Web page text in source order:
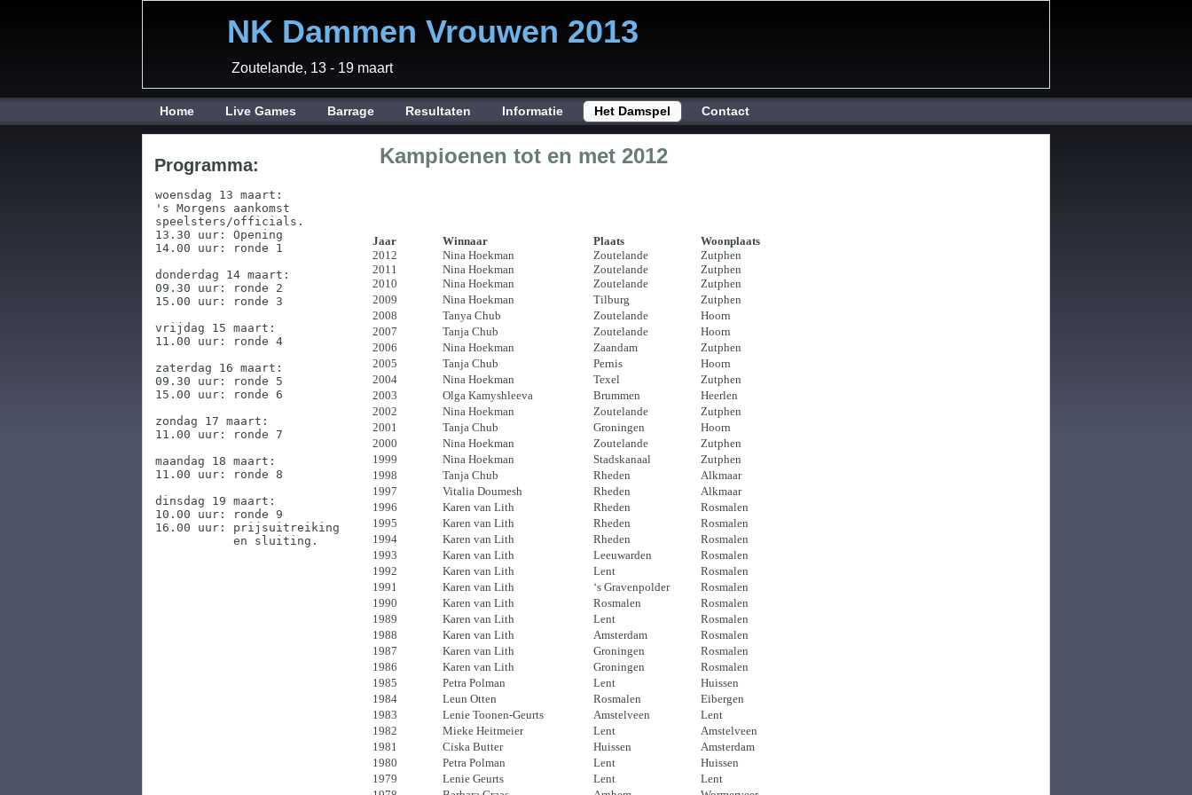
NK Dammen Vrouwen 2013
Zoutelande, 13 - 19 maart
Home Live Games Barrage Resultaten Informatie Het Damspel Contact
Programma:
woensdag 13 maart:
's Morgens aankomst
speelsters/officials.
13.30 uur: Opening
14.00 uur: ronde 1
donderdag 14 maart:
09.30 uur: ronde 2
15.00 uur: ronde 3
vrijdag 15 maart:
11.00 uur: ronde 4
zaterdag 16 maart:
09.30 uur: ronde 5
15.00 uur: ronde 6
zondag 17 maart:
11.00 uur: ronde 7
maandag 18 maart:
11.00 uur: ronde 8
dinsdag 19 maart:
10.00 uur: ronde 9
16.00 uur: prijsuitreiking
           en sluiting.
Kampioenen tot en met 2012
Jaar
2012
2011
2010
Winnaar
Nina Hoekman
Nina Hoekman
Nina Hoekman
Plaats
Zoutelande
Zoutelande
Zoutelande
Woonplaats
Zutphen
Zutphen
Zutphen
2009
Nina Hoekman Tilburg
Zutphen
2008
Tanya Chub Zoutelande
Hoorn
2007
Tanja Chub Zoutelande
Hoorn
2006
Nina Hoekman Zaandam
Zutphen
2005
Tanja Chub Pernis
Hoorn
2004
Nina Hoekman Texel
Zutphen
2003
Olga Kamyshleeva Brummen
Heerlen
2002
Nina Hoekman Zoutelande
Zutphen
2001
Tanja Chub Groningen
Hoorn
2000
Nina Hoekman Zoutelande
Zutphen
1999
Nina Hoekman Stadskanaal
Zutphen
1998
Tanja Chub Rheden
Alkmaar
1997
Vitalia Doumesh Rheden
Alkmaar
1996
Karen van Lith Rheden
Rosmalen
1995
Karen van Lith Rheden
Rosmalen
1994
Karen van Lith Rheden
Rosmalen
1993
Karen van Lith Leeuwarden
Rosmalen
1992
Karen van Lith Lent
Rosmalen
1991
Karen van Lith ‘s Gravenpolder
Rosmalen
1990
Karen van Lith Rosmalen
Rosmalen
1989
Karen van Lith Lent
Rosmalen
1988
Karen van Lith Amsterdam
Rosmalen
1987
Karen van Lith Groningen
Rosmalen
1986
Karen van Lith Groningen
Rosmalen
1985
Petra Polman Lent
Huissen
1984
Leun Otten Rosmalen
Eibergen
1983
Lenie Toonen-Geurts Amstelveen
Lent
1982
Mieke Heitmeier Lent
Amstelveen
1981
Ciska Butter Huissen
Amsterdam
1980
Petra Polman Lent
Huissen
1979
Lenie Geurts Lent
Lent